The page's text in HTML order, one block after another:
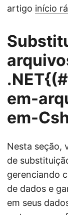
artigo início
em-
em-
Nesta seção,
de
gerenciando
de dados e
em seus